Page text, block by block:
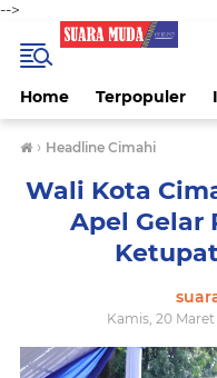
-->
Home Terpopuler
› Headline Cimahi
Wali Kota
Apel Gelar
Kamis, 20